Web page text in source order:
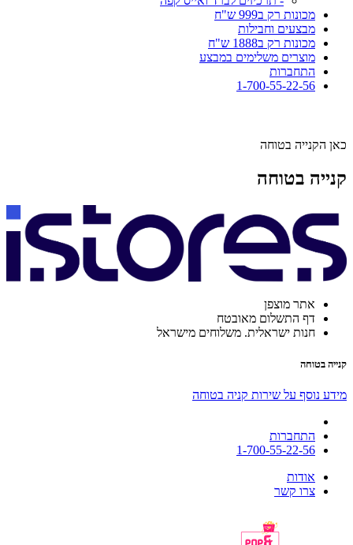
מכונות רק ב999 ש"ח
מבצעים וחבילות
מכונות רק ב1888 ש"ח
מוצרים משלימים במבצע
התחברות
1-700-55-22-56
כאן הקנייה בטוחה
קנייה בטוחה
אתר מוצפן
דף התשלום מאובטח
חנות ישראלית. משלוחים מישראל
קנייה בטוחה
מידע נוסף על שירות קניה בטוחה
התחברות
1-700-55-22-56
אודות
צרו קשר